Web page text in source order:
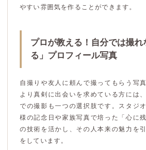
やすい雰囲気を作ることができます。
プロが教える！自分では撮
る」プロフィール写真
自撮りや友人に頼んで撮ってもらう写
より真剣に出会いを求めている方には
での撮影も一つの選択肢です。スタジ
様の記念日や家族写真で培った「心に
の技術を活かし、その人本来の魅力を
をしています。